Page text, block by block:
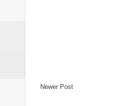
Newer Post